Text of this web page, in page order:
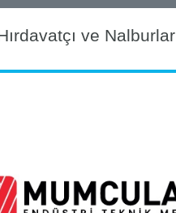
ve Nalburlar